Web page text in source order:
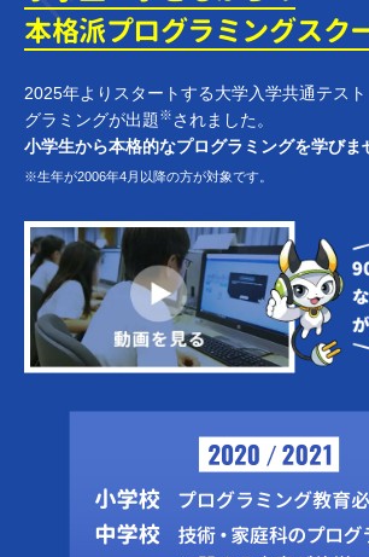
本格派プログラミングスク
2025年よりスタートする大学入学共通テス
グラミングが出題※されました。
小学生から本格的なプログラミングを学びま
※生年が2006年4月以降の方が対象です。